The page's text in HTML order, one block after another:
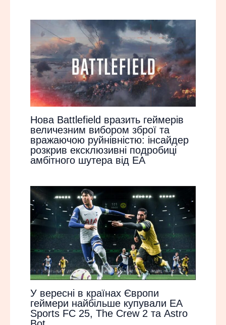
Нова Battlefield вразить геймерів
величезним вибором зброї та
вражаючою руйнівністю: інсайдер
розкрив ексклюзивні подробиці
амбітного шутера від EA
У вересні в країнах Європи
геймери найбільше купували EA
Sports FC 25, The Crew 2 та Astro